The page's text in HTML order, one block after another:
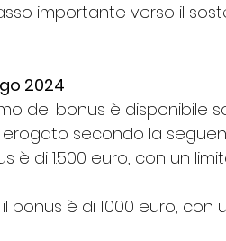
importante verso il
2024
del bonus è disponibile
secondo la
è di 1.500 euro, con un
bonus è di 1.000 euro, con